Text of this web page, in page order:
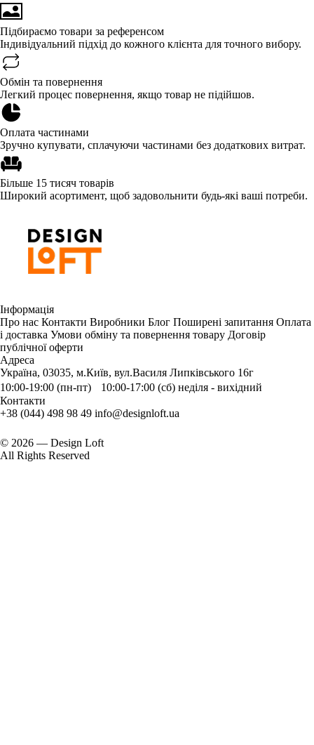
Підбираємо товари за референсом
Індивідуальний підхід до кожного клієнта для точного вибору.
Обмін та повернення
Легкий процес повернення, якщо товар не підійшов.
Оплата частинами
Зручно купувати, сплачуючи частинами без додаткових витрат.
Більше 15 тисяч товарів
Широкий асортимент, щоб задовольнити будь-які ваші потреби.
Інформація
Про нас Контакти Виробники Блог Поширені запитання Оплата
і доставка Умови обміну та повернення товару Договір
публічної оферти
Адреса
Україна, 03035, м.Київ, вул.Василя Липківського 16г
10:00-19:00 (пн-пт) 10:00-17:00 (сб) неділя - вихідний
Контакти
+38 (044) 498 98 49 info@designloft.ua
© 2026 — Design Loft
All Rights Reserved